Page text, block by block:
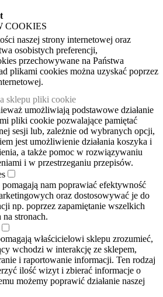
COOKIES
naszej strony internetowej oraz
osobistych preferencji,
przechowywane na Państwa
plikami cookies można uzyskać poprzez
sklepu pliki cookie
umożliwiają podstawowe działanie
pliki cookie pozwalające pamiętać
sesji lub, zależnie od wybranych opcji,
jest umożliwienie działania koszyka i
a także pomoc w rozwiązywaniu
i w przestrzeganiu przepisów.
nam poprawiać efektywność
oraz dostosowywać je do
np. poprzez zapamiętanie wszelkich
stronach.
właścicielowi sklepu zrozumieć,
wchodzi w interakcję ze sklepem,
i raportowanie informacji. Ten rodzaj
ilość wizyt i zbierać informacje o
możemy poprawić działanie naszej